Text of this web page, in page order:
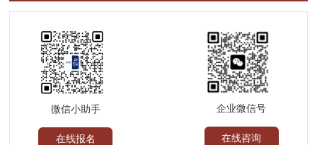
微信小助手
在线报名
企业微信号
在线咨询